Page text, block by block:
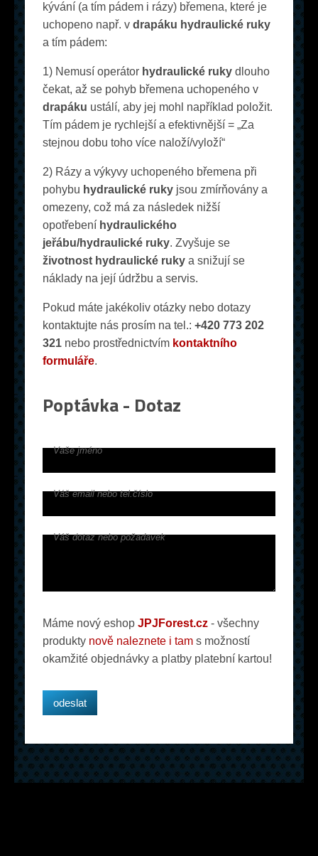
kývání (a tím pádem i rázy) břemena, které je
uchopeno např. v drapáku hydraulické ruky
a tím pádem:
1) Nemusí operátor hydraulické ruky dlouho
čekat, až se pohyb břemena uchopeného v
drapáku ustálí, aby jej mohl například položit.
Tím pádem je rychlejší a efektivnější = „Za
stejnou dobu toho více naloží/vyloží“
2) Rázy a výkyvy uchopeného břemena při
pohybu hydraulické ruky jsou zmírňovány a
omezeny, což má za následek nižší
opotřebení hydraulického
jeřábu/hydraulické ruky. Zvyšuje se
životnost hydraulické ruky a snižují se
náklady na její údržbu a servis.
Pokud máte jakékoliv otázky nebo dotazy
kontaktujte nás prosím na tel.: +420 773 202
321 nebo prostřednictvím kontaktního
formuláře.
Poptávka - Dotaz
Vaše jméno
Váš email nebo tel.číslo
Váš dotaz nebo požadavek
Máme nový eshop JPJForest.cz - všechny
produkty nově naleznete i tam s možností
okamžité objednávky a platby platební kartou!